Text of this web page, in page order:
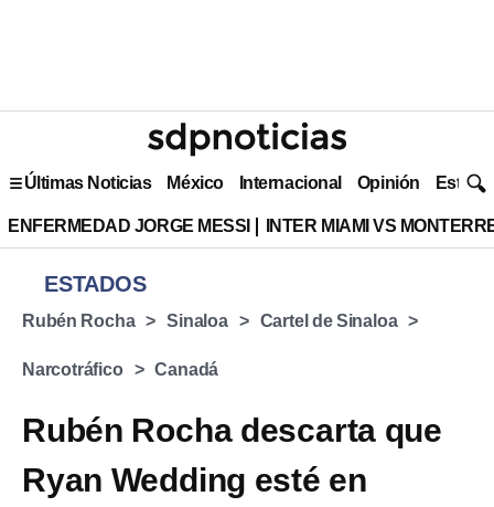
Últimas Noticias México Internacional Opinión Estilo
ENFERMEDAD JORGE MESSI INTER MIAMI VS
ESTADOS
Rubén Rocha Sinaloa Cartel de Sinaloa
Narcotráfico Canadá
Rubén Rocha descarta que
Ryan Wedding esté en